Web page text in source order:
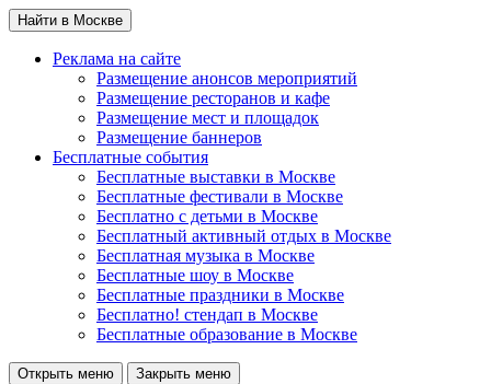
Найти в Москве
Реклама на сайте
Размещение анонсов мероприятий
Размещение ресторанов и кафе
Размещение мест и площадок
Размещение баннеров
Бесплатные события
Бесплатные выставки в Москве
Бесплатные фестивали в Москве
Бесплатно с детьми в Москве
Бесплатный активный отдых в Москве
Бесплатная музыка в Москве
Бесплатные шоу в Москве
Бесплатные праздники в Москве
Бесплатно! стендап в Москве
Бесплатные образование в Москве
Открыть меню Закрыть меню